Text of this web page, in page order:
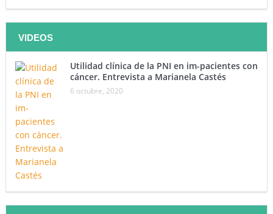
¿Los veinte años de regalo?
Nuevas noticias sobre las dietas vegetarianas y el riesgo
de cáncer
VIDEOS
Utilidad clínica de la PNI en im-pacientes con
cáncer. Entrevista a Marianela Castés
6 octubre, 2020